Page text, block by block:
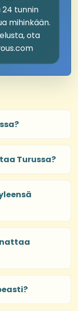
tunnin
mihinkään.
ota
Turussa?